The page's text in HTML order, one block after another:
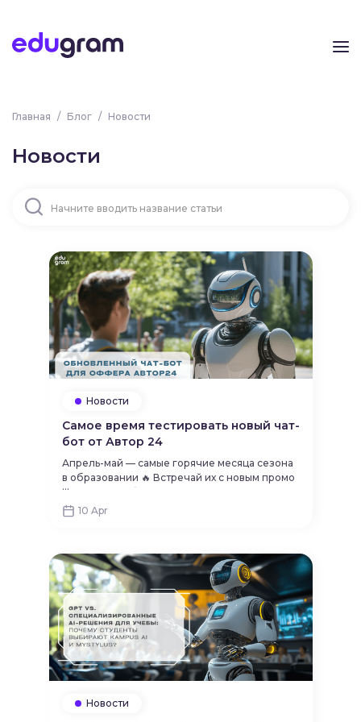
Главная / Блог / Новости
Новости
Новости
Самое время тестировать новый чат-
бот от Автор 24
Апрель-май — самые горячие месяца сезона
в образовании 🔥 Встречай их с новым промо
от лучшего образовательного ру-оффера:
Автор24 Автор24 — надёжный помощник
студентам
...
10 Apr
Новости